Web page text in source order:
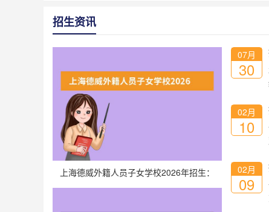
招生资讯
上海德威外籍人员子女学校2026年招生：
IGCSE+IB课程，G5录取率30%
07月
30
02月
10
02月
09